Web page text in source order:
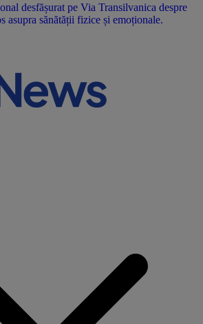
desfășurat pe Via Transilvanica despre
asupra sănătății fizice și emoționale.